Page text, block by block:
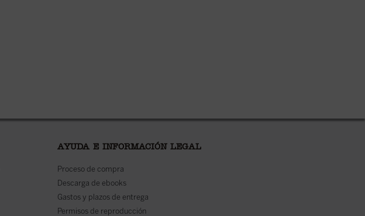
AYUDA E INFORMACIÓN LEGAL
Proceso de compra
Descarga de ebooks
Gastos y plazos de entrega
Permisos de reproducción